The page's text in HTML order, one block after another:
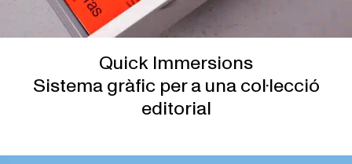
Quick Immersions
Sistema gràfic per a una col·lecció
editorial